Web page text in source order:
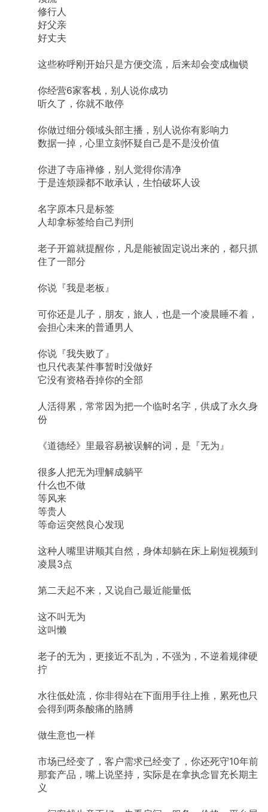
修行人
好父亲
好丈夫
这些称呼刚开始只是方便交流，后来却会变成枷锁
你经营6家客栈，别人说你成功
听久了，你就不敢停
你做过细分领域头部主播，别人说你有影响力
数据一掉，心里立刻怀疑自己是不是没价值
你进了寺庙禅修，别人觉得你清净
于是连烦躁都不敢承认，生怕破坏人设
名字原本只是标签
人却拿标签给自己判刑
老子开篇就提醒你，凡是能被固定说出来的，都只抓
住了一部分
你说『我是老板』
可你还是儿子，朋友，旅人，也是一个凌晨睡不着，
会担心未来的普通男人
你说『我失败了』
也只代表某件事暂时没做好
它没有资格吞掉你的全部
人活得累，常常因为把一个临时名字，供成了永久身
份
《道德经》里最容易被误解的词，是『无为』
很多人把无为理解成躺平
什么也不做
等风来
等贵人
等命运突然良心发现
这种人嘴里讲顺其自然，身体却躺在床上刷短视频到
凌晨3点
第二天起不来，又说自己最近能量低
这不叫无为
这叫懒
老子的无为，更接近不乱为，不强为，不逆着规律硬
拧
水往低处流，你非得站在下面用手往上推，累死也只
会得到两条酸痛的胳膊
做生意也一样
市场已经变了，客户需求已经变了，你还死守10年前
那套产品，嘴上说坚持，实际是在拿执念冒充长期主
义